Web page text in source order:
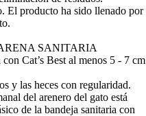
El producto ha sido llenado por
SANITARIA
Cat’s Best al menos 5 - 7 cm
y las heces con regularidad.
del arenero del gato está
de la bandeja sanitaria con